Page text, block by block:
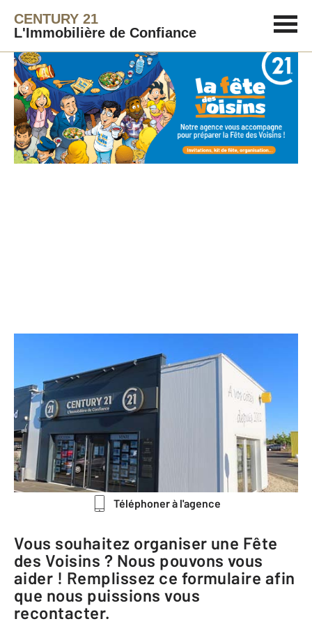
CENTURY 21
L'Immobilière de Confiance
Confiance
1 rue Germaine Tillion
86440 MIGNE AUXANCES
Me rendre à l'agence
Téléphoner à l'agence
Vous souhaitez organiser une Fête
des Voisins ? Nous pouvons vous
aider ! Remplissez ce formulaire afin
que nous puissions vous
recontacter.